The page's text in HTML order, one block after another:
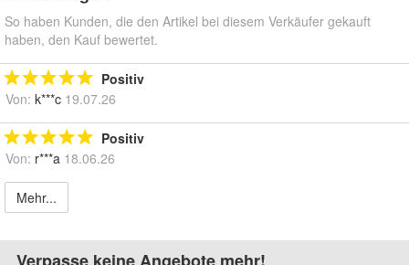
So haben Kunden, die den Artikel bei diesem Verkäufer gekauft
haben, den Kauf bewertet.
Positiv
Von: k***c 19.07.26
Positiv
Von: r***a 18.06.26
Mehr...